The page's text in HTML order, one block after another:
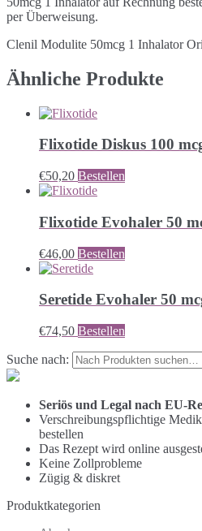
per Überweisung.
Clenil Modulite 50mcg 1 Inhalator
Ähnliche Produkte
Flixotide Diskus 100
€50,20 Bestellen
Flixotide Evohaler 50
€46,00 Bestellen
Seretide Evohaler 50
€74,50 Bestellen
Suche nach:
Seriös und Legal nach EU-
Verschreibungspflichtige
bestellen
Das Rezept wird online
Keine Zollprobleme
Zügig & diskret
Produktkategorien